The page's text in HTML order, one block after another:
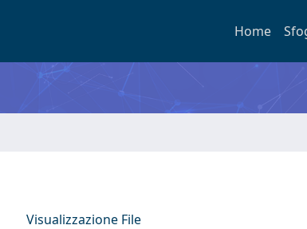
Home
Visualizzazione File